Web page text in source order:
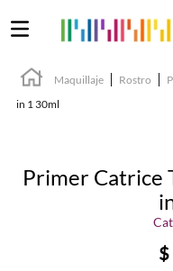
Maquillaje Rostro
in 1 30ml
Primer Catrice
$